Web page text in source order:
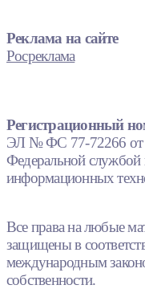
Реклама на сайте
Росреклама
Регистрационный
ЭЛ № ФС 77-72266 от
Федеральной службой
информационных
Все права на любые
защищены в
международным
собственности.